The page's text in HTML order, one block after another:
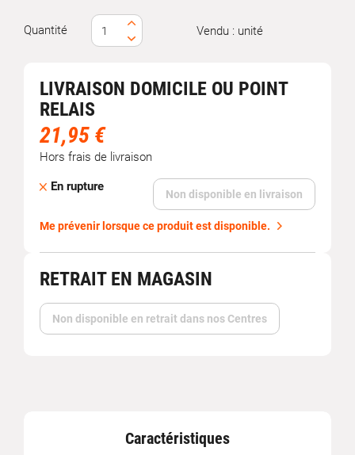
Quantité Vendu : unité
LIVRAISON DOMICILE OU POINT
RELAIS
21,95 €
Hors frais de livraison
En rupture
Non disponible en livraison
Me prévenir lorsque ce produit est disponible.
RETRAIT EN MAGASIN
Non disponible en retrait dans nos Centres
Caractéristiques